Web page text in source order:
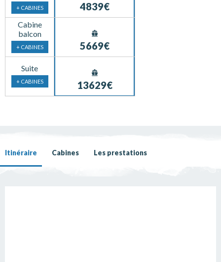
+ CABINES
Cabine
balcon
+ CABINES
Suite
+ CABINES
4839€
5669€
13629€
Itinéraire Cabines Les prestations